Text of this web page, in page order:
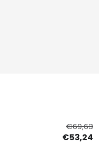
€69,63
€53,24